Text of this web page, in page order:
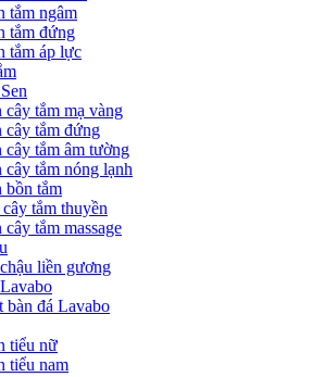
tắm ngâm
tắm đứng
tắm áp lực
cây tắm mạ vàng
cây tắm đứng
cây tắm âm tường
cây tắm nóng lạnh
bồn tắm
cây tắm thuyền
cây tắm massage
liền gương
bàn đá Lavabo
tiểu nữ
tiểu nam